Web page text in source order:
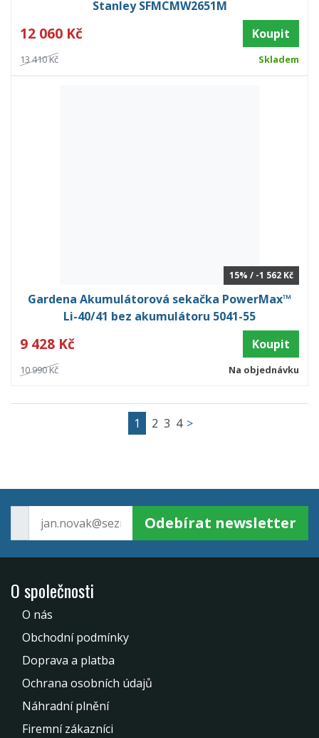
Stanley SFMCMW2651M
12 060 Kč Koupit
13 410 Kč Skladem
15% / -1 562 Kč
Gardena Akumulátorová sekačka PowerMax™
Li-40/41 bez akumulátoru 5041-55
9 428 Kč Koupit
10 990 Kč Na objednávku
1 2 3 4 >
Odebírat newsletter
O společnosti
O nás
Obchodní podmínky
Doprava a platba
Ochrana osobních údajů
Náhradní plnění
Firemní zákazníci